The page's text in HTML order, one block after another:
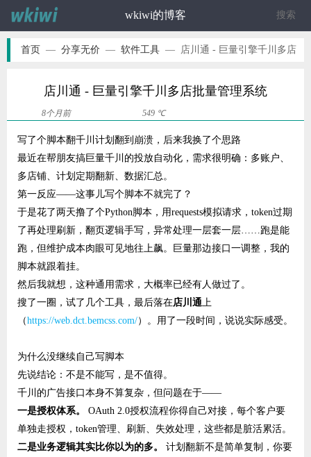
wkiwi的博客 ဆ
首页 — 分享无价 — 软件工具 — 店川通 - 巨量引擎千川多店
店川通 - 巨量引擎千川多店批量管理系统
8个月前 549 ℃
写了个脚本翻千川计划翻到崩溃，后来我换了个思路
最近在帮朋友搞巨量千川的投放自动化，需求很明确：多账户、
多店铺、计划定期翻新、数据汇总。
第一反应——这事儿写个脚本不就完了？
于是花了两天撸了个Python脚本，用requests模拟请求，token过期
了再处理刷新，翻页逻辑手写，异常处理一层套一层……跑是能
跑，但维护成本肉眼可见地往上飙。巨量那边接口一调整，我的
脚本就跟着挂。
然后我就想，这种通用需求，大概率已经有人做过了。
搜了一圈，试了几个工具，最后落在店川通上
（https://web.dct.bemcss.com/）。用了一段时间，说说实际感受。
为什么没继续自己写脚本
先说结论：不是不能写，是不值得。
千川的广告接口本身不算复杂，但问题在于——
一是授权体系。
​ OAuth 2.0授权流程你得自己对接，每个客户要
单独走授权，token管理、刷新、失效处理，这些都是脏活累活。
二是业务逻辑其实比你以为的多。
​ 计划翻新不是简单复制，你要